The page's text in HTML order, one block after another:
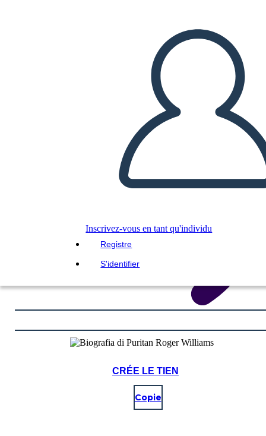
Inscrivez-vous en tant qu'individu
Registre
S'identifier
LIRE LE DIAPORAMA
LIS-MOI
CRÉE LE TIEN
Copie